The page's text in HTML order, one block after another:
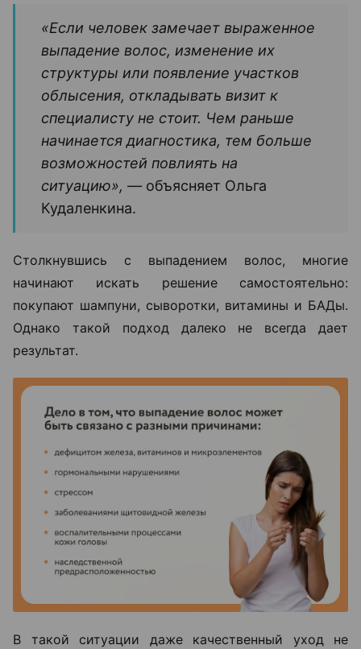
«Если человек замечает выраженное
выпадение волос, изменение их
структуры или появление участков
облысения, откладывать визит к
специалисту не стоит. Чем раньше
начинается диагностика, тем больше
возможностей повлиять на
ситуацию», — объясняет Ольга
Кудаленкина.
Столкнувшись с выпадением волос, многие
начинают искать решение самостоятельно:
покупают шампуни, сыворотки, витамины и БАДы.
Однако такой подход далеко не всегда дает
результат.
В такой ситуации даже качественный уход не